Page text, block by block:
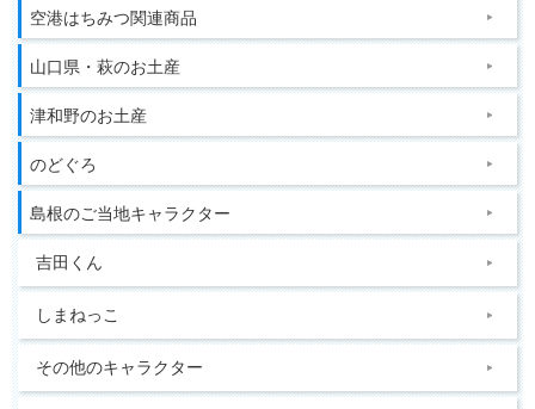
空港はちみつ関連商品
山口県・萩のお土産
津和野のお土産
のどぐろ
島根のご当地キャラクター
吉田くん
しまねっこ
その他のキャラクター